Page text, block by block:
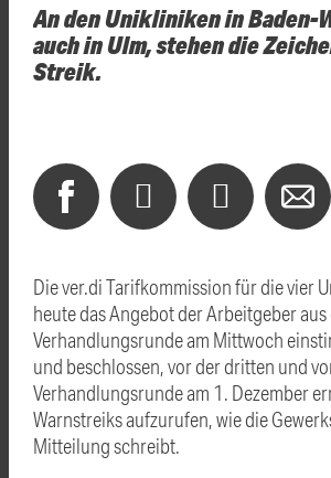
An den Unikliniken in Baden-
auch in Ulm, stehen die
Streik.
Die ver.di Tarifkommission für die vier
heute das Angebot der Arbeitgeber
Verhandlungsrunde am Mittwoch
und beschlossen, vor der dritten und
Verhandlungsrunde am 1. Dezember
Warnstreiks aufzurufen, wie die
Mitteilung schreibt.